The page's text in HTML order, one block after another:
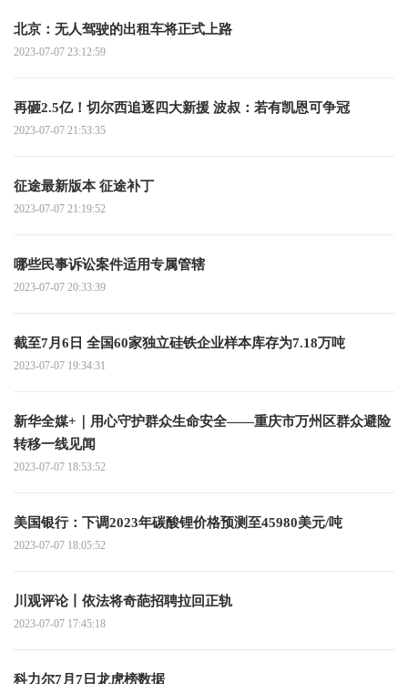
北京：无人驾驶的出租车将正式上路
2023-07-07 23:12:59
再砸2.5亿！切尔西追逐四大新援 波叔：若有凯恩可争冠
2023-07-07 21:53:35
征途最新版本 征途补丁
2023-07-07 21:19:52
哪些民事诉讼案件适用专属管辖
2023-07-07 20:33:39
截至7月6日 全国60家独立硅铁企业样本库存为7.18万吨
2023-07-07 19:34:31
新华全媒+｜用心守护群众生命安全——重庆市万州区群众避险
转移一线见闻
2023-07-07 18:53:52
美国银行：下调2023年碳酸锂价格预测至45980美元/吨
2023-07-07 18:05:52
川观评论丨依法将奇葩招聘拉回正轨
2023-07-07 17:45:18
科力尔7月7日龙虎榜数据